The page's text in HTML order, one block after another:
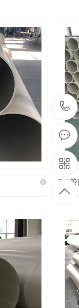
PP